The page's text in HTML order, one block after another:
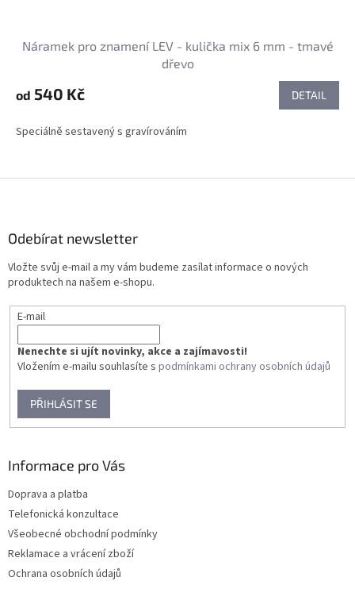
Náramek pro znamení LEV - kulička mix 6 mm - tmavé
dřevo
od 540 Kč DETAIL
Speciálně sestavený s gravírováním
Odebírat newsletter
Vložte svůj e-mail a my vám budeme zasílat informace o nových
produktech na našem e-shopu.
E-mail
Nenechte si ujít novinky, akce a zajímavosti!
Vložením e-mailu souhlasíte s podmínkami ochrany osobních údajů
PŘIHLÁSIT SE
Informace pro Vás
Doprava a platba
Telefonická konzultace
Všeobecné obchodní podmínky
Reklamace a vrácení zboží
Ochrana osobních údajů